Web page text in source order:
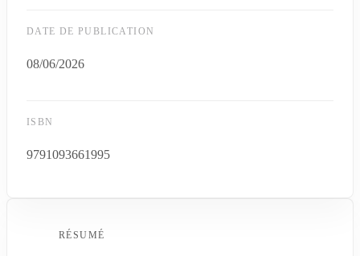
DATE DE PUBLICATION
08/06/2026
ISBN
9791093661995
RÉSUMÉ